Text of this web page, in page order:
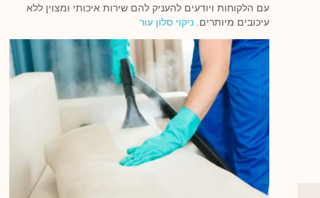
עם הלקוחות ויודעים להעניק להם שירות איכותי ומצוין ללא
עיכובים מיותרים. ניקוי סלון עור